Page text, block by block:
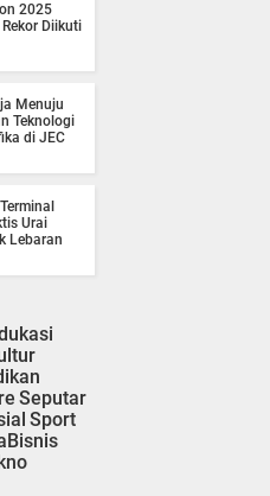
2025
Diikuti
Menuju
Teknologi
di JEC
Urai
Lebaran
Seputar
Sport